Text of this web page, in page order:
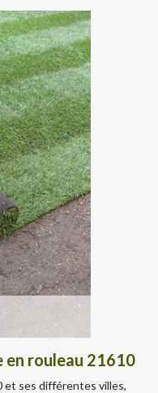
en rouleau 21610
et ses différentes villes,